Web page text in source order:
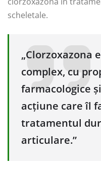
scheletale.
„Clorzoxazona
complex, cu
farmacologice
acțiune care îl
tratamentul
articulare.”